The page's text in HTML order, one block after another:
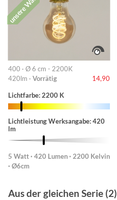
unsere Wahl
400 · Ø 6 cm - 2200K
420lm · Vorrätig 14,90
Lichtfarbe: 2200 K
Lichtleistung Werksangabe: 420
lm
5 Watt · 420 Lumen · 2200 Kelvin
· Ø6cm
Aus der gleichen Serie (2)